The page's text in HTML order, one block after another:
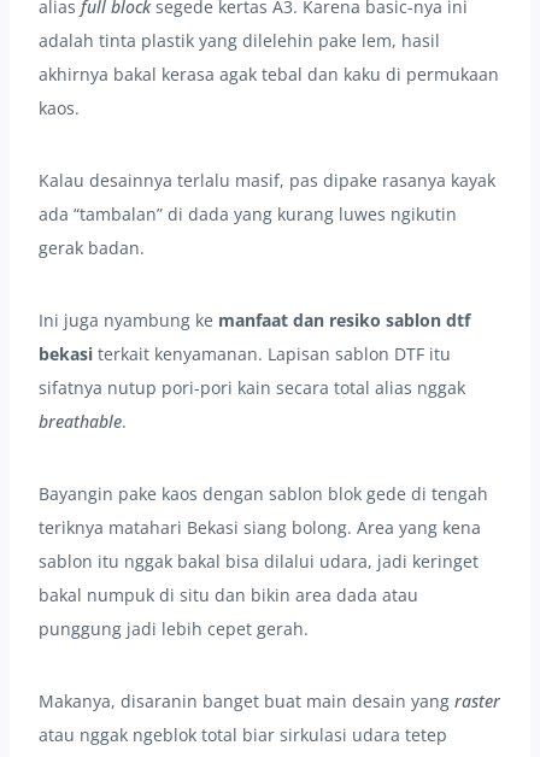
alias full blocksegede kertas A3. Karena basic-nya ini
adalah tinta plastik yang dilelehin pake lem, hasil
akhirnya bakal kerasa agak tebal dan kaku di permukaan
kaos.
Kalau desainnya terlalu masif, pas dipake rasanya kayak
ada “tambalan” di dada yang kurang luwes ngikutin
gerak badan.
Ini juga nyambung ke manfaat dan resiko sablon dtf
bekasi terkait kenyamanan. Lapisan sablon DTF itu
sifatnya nutup pori-pori kain secara total alias nggak
breathable.
Bayangin pake kaos dengan sablon blok gede di tengah
teriknya matahari Bekasi siang bolong. Area yang kena
sablon itu nggak bakal bisa dilalui udara, jadi keringet
bakal numpuk di situ dan bikin area dada atau
punggung jadi lebih cepet gerah.
Makanya, disaranin banget buat main desain yang raster
atau nggak ngeblok total biar sirkulasi udara tetep